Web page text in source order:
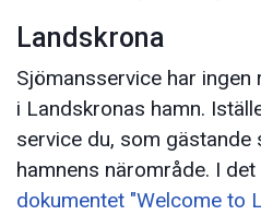
Landskrona
Sjömansservice har ingen
i Landskronas hamn.
service du, som gästande
hamnens närområde. I
dokumentet "Welcome to